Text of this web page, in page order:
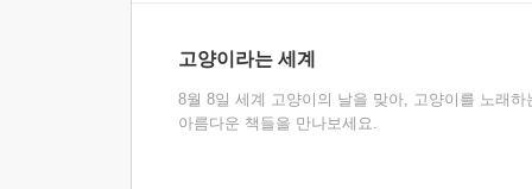
고양이라는 세계
8월 8일 세계 고양이의 날을 맞아, 고양이를 노래하
아름다운 책들을 만나보세요.